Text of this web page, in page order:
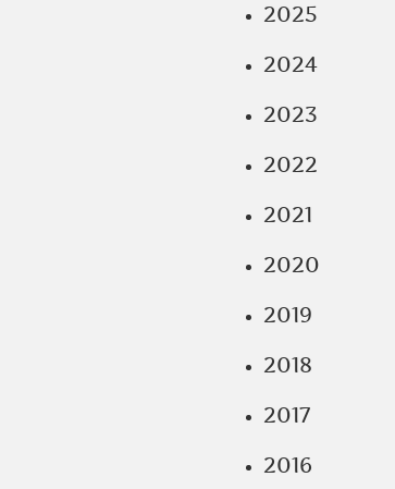
2025
2024
2023
2022
2021
2020
2019
2018
2017
2016